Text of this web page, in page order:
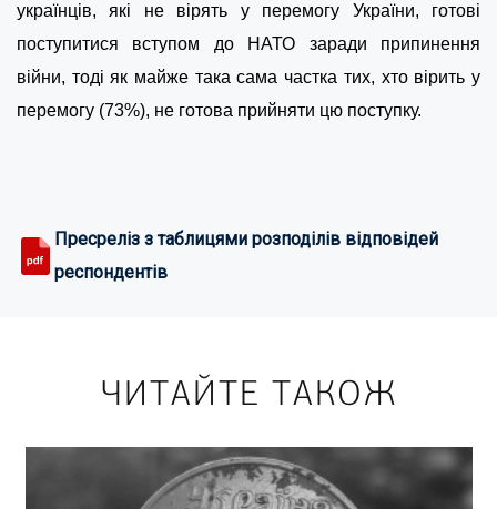
українців, які не вірять у перемогу України, готові
поступитися вступом до НАТО заради припинення
війни, тоді як майже така сама частка тих, хто вірить у
перемогу (73%), не готова прийняти цю поступку.
Пресреліз з таблицями розподілів відповідей
респондентів
ЧИТАЙТЕ ТАКОЖ